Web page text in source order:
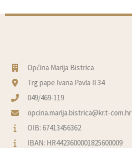
Općina Marija Bistrica
Trg pape Ivana Pavla II 34
049/469-119
opcina.marija.bistrica@kr.t-com.hr
OIB: 67413456362
IBAN: HR4423600001825600009